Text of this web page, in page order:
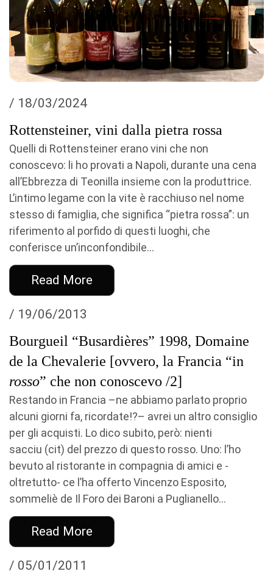
/ 18/03/2024
Rottensteiner, vini dalla pietra rossa
Quelli di Rottensteiner erano vini che non
conoscevo: li ho provati a Napoli, durante una cena
all’Ebbrezza di Teonilla insieme con la produttrice.
L’intimo legame con la vite è racchiuso nel nome
stesso di famiglia, che significa “pietra rossa”: un
riferimento al porfido di questi luoghi, che
conferisce un’inconfondibile...
Read More
/ 19/06/2013
Bourgueil “Busardières” 1998, Domaine
de la Chevalerie [ovvero, la Francia “in
rosso” che non conoscevo /2]
Restando in Francia –ne abbiamo parlato proprio
alcuni giorni fa, ricordate!?– avrei un altro consiglio
per gli acquisti. Lo dico subito, però: nienti
sacciu (cit) del prezzo di questo rosso. Uno: l’ho
bevuto al ristorante in compagnia di amici e -
oltretutto- ce l’ha offerto Vincenzo Esposito,
sommeliè de Il Foro dei Baroni a Puglianello...
Read More
/ 05/01/2011